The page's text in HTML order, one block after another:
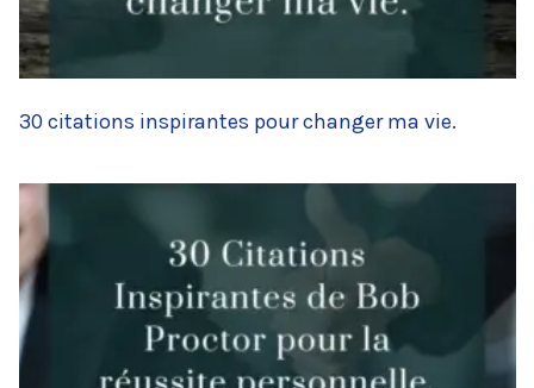
30 citations inspirantes pour changer ma vie.